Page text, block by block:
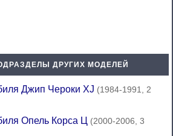
ДРУГИХ МОДЕЛЕЙ
Джип Чероки XJ (1984-1991, 2
Опель Корса Ц (2000-2006, 3